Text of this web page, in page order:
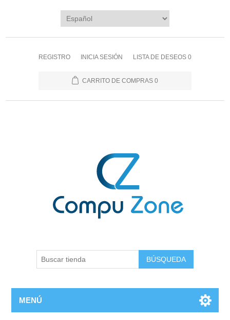
REGISTRO INICIA SESIÓN LISTA DE DESEOS 0
CARRITO DE COMPRAS 0
BÚSQUEDA
MENÚ